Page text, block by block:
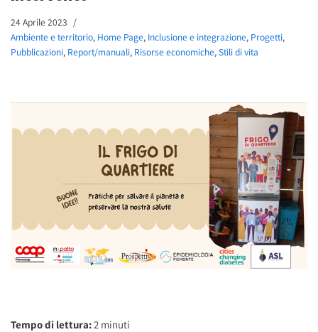
24 Aprile 2023
Ambiente e territorio, Home Page, Inclusione e integrazione, Progetti,
Pubblicazioni, Report/manuali, Risorse economiche, Stili di vita
Tempo di lettura:2 minuti